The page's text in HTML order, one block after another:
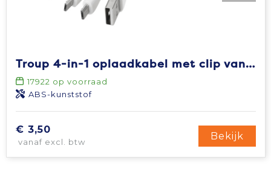
Troup 4-in-1 oplaadkabel met clip van type C
17922 op voorraad
ABS-kunststof
€ 3,50
vanaf excl. btw
Bekijk